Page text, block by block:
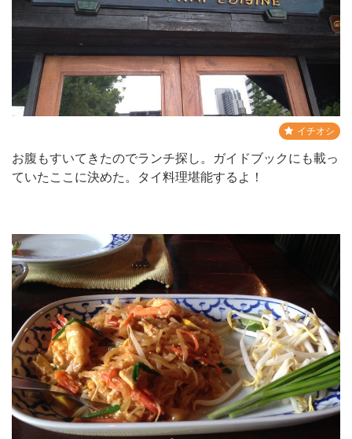
イチオシ
お腹もすいてきたのでランチ探し。ガイドブックにも載っ
ていたここに決めた。タイ料理堪能するよ！